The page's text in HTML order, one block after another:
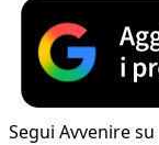
Segui Avvenire su